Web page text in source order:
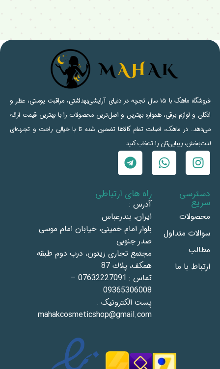
فروشگاه ماهک با ۱۵ سال تجربه در دنیای آرایشی‌بهداشتی، مراقبت پوستی، عطر و
ادکلن و لوازم برقی، همواره بهترین و اصل‌ترین محصولات را با بهترین قیمت ارائه
می‌دهد. در ماهک، اصالت تمام کالاها تضمین شده تا با خیالی راحت و تجربه‌ای
لذت‌بخش، زیبایی‌تان را انتخاب کنید.
دسترسی
سریع
محصولات
سوالات متداول
مطالب
ارتباط با ما
راه های ارتباطی
آدرس :
ايران، بندرعباس
بلوار امام خمينى، خيابان امام موسى
صدر جنوبى
مجتمع تجاری زيتون، درب دوم طبقه
همكف، پلاك 87
تماس : 07632227091 –
09365306008
پست الکترونیک :
mahakcosmeticshop@gmail.com